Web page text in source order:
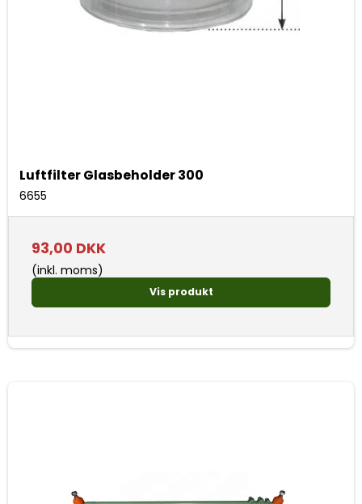
Luftfilter Glasbeholder 300
6655
93,00 DKK
(inkl. moms)
Vis produkt